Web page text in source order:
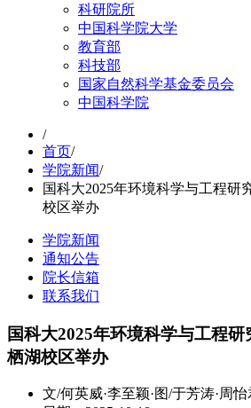
科研院所
中国科学院大学
教育部
科技部
国家自然科学基金委员会
中国科学院
/
首页/
学院新闻/
国科大2025年环境科学与工程研
校区举办
学院新闻
通知公告
院长信箱
联系我们
国科大2025年环境科学与工程
栖湖校区举办
文/何英威·李至颖·图/于芳涛·周怡